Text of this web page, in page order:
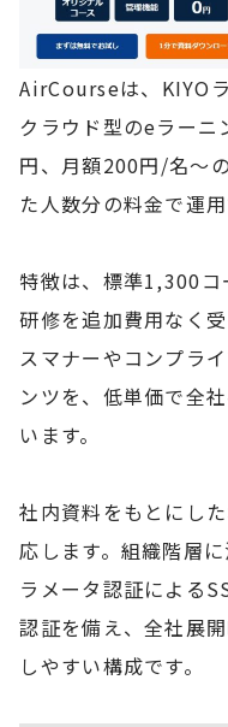
AirCourseは、KIYO
クラウド型のeラーニ
円、月額200円/名〜
た人数分の料金で運用
特徴は、標準1,300
研修を追加費用なく
スマナーやコンプラ
ンツを、低単価で全
います。
社内資料をもとにし
応します。組織階層
ラメータ認証による
認証を備え、全社展
しやすい構成です。